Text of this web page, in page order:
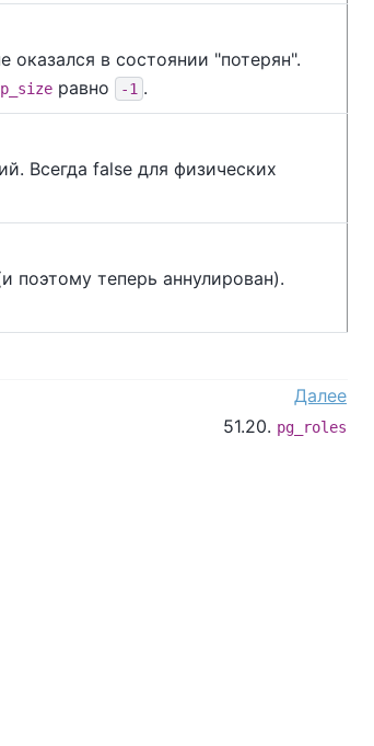
оказался в состоянии "потерян".
равно -1 .
Всегда false для физических
поэтому теперь аннулирован).
Далее
51.20. pg_roles